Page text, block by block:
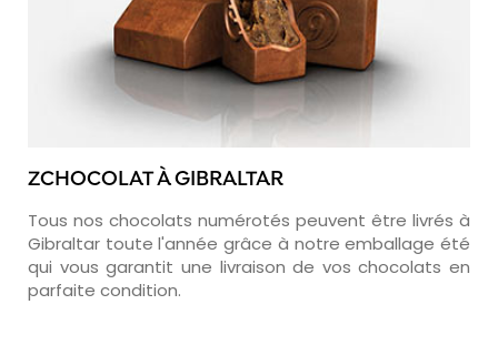
ZCHOCOLAT À GIBRALTAR
Tous nos chocolats numérotés peuvent être livrés à
Gibraltar toute l'année grâce à notre emballage été
qui vous garantit une livraison de vos chocolats en
parfaite condition.